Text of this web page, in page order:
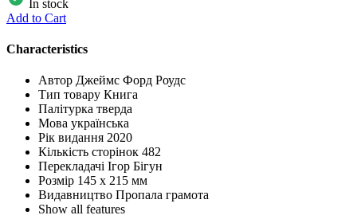
In stock
Add to Cart
Characteristics
Автор Джеймс Форд Роудс
Тип товару Книга
Палітурка тверда
Мова українська
Рік видання 2020
Кількість сторінок 482
Перекладачі Ігор Бігун
Розмір 145 х 215 мм
Видавництво Пропала грамота
Show all features